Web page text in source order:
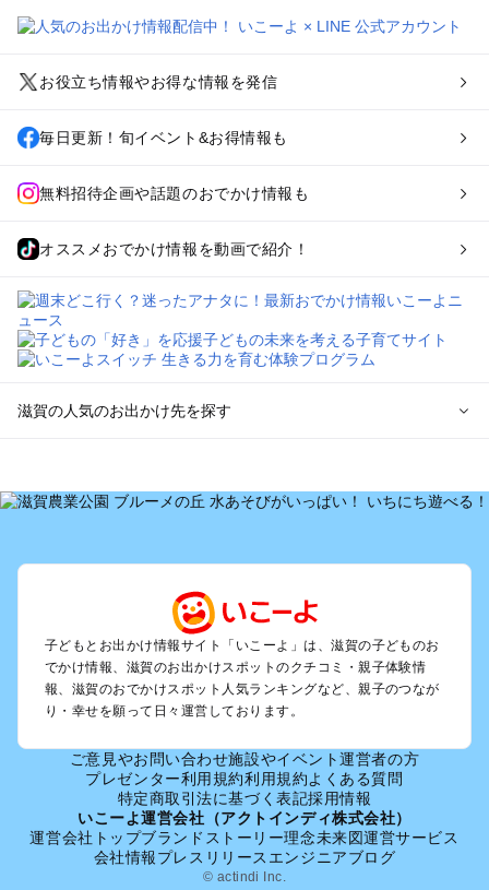
お役立ち情報やお得な情報を発信
毎日更新！旬イベント&お得情報も
無料招待企画や話題のおでかけ情報も
オススメおでかけ情報を動画で紹介！
滋賀の人気のお出かけ先を探す
を探す
草津・守山・近江八幡・栗東のプールお出かけ
大津周辺のプールお出かけ
信楽・甲賀のプールお出かけ
湖西（琵琶湖）のプールお出かけ
雄琴・堅田のプールお出かけ
滋賀の定番お出かけスポット
滋賀の遊園地
滋賀の動物園
滋賀のバーベキュー
滋賀の牧場
滋賀のプール
滋賀のアスレチック
子どもとお出かけ情報サイト「いこーよ」は、滋賀の子どものお
でかけ情報、滋賀のお出かけスポットのクチコミ・親子体験情
報、滋賀のおでかけスポット人気ランキングなど、親子のつなが
り・幸せを願って日々運営しております。
ご意見やお問い合わせ施設やイベント運営者の方
プレゼンター利用規約利用規約よくある質問
特定商取引法に基づく表記採用情報
いこーよ運営会社（アクトインディ株式会社）
運営会社トップブランドストーリー理念未来図運営サービス
会社情報プレスリリース エンジニアブログ
© actindi Inc.